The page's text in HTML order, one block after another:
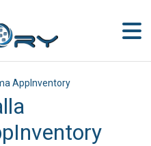
AppInventory